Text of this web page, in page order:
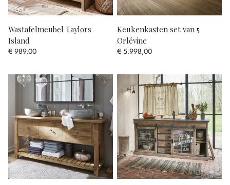
Wastafelmeubel Taylors
Island
€ 989,00
Keukenkasten set van 5
Orlévine
€ 5.998,00